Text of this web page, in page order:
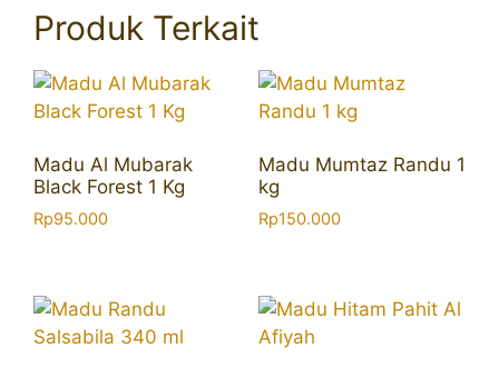
Produk Terkait
Madu Al Mubarak
Black Forest 1 Kg
Rp95.000
Madu Mumtaz Randu 1
kg
Rp150.000